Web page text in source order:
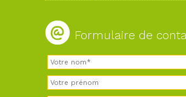
Formulaire de